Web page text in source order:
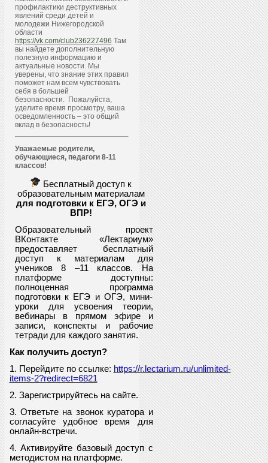
профилактики деструктивных
явлений среди детей и
молодежи Нижегородской
области
https://vk.com/club236227496 Там
вы найдете дополнительную
полезную информацию и
актуальные новости. Мы
уверены, что знание этих правил
поможет нам всем чувствовать
себя в большей
безопасности. Пожалуйста,
уделите время просмотру, ваша
осведомленность – это общий
вклад в безопасность!
Уважаемые родители,
обучающиеся, педагоги 8-11
классов!
Бесплатный доступ к
образовательным материалам
для подготовки к ЕГЭ, ОГЭ и
ВПР!
Образовательный проект
ВКонтакте «Лектариум»
предоставляетбесплатный
доступ к материалам для
учеников 8 –11 классов. На
платформе доступны:
полноценная программа
подготовки к ЕГЭ и ОГЭ, мини-
уроки для усвоения теории,
вебинары в прямом эфире и
записи, конспекты и рабочие
тетради для каждого занятия.
Как получить доступ?
1. Перейдите по ссылке: https://r.lectarium.ru/unlimited-
items-2?redirect=6821
2. Зарегистрируйтесь на сайте.
3. Ответьте на звонок куратора и
согласуйте удобное время для
онлайн-встречи.
4. Активируйте базовый доступ с
методистом на платформе.